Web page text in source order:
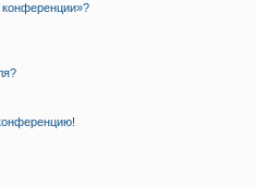
конференции»?